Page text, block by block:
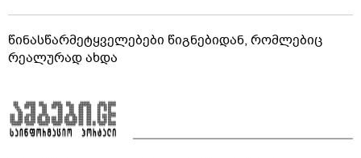
წინასწარმეტყველებები წიგნებიდან, რომლებიც
რეალურად ახდა